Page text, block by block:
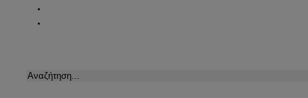
Αναζήτηση